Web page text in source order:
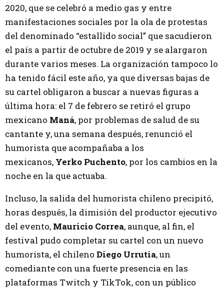
2020, que se celebró a medio gas y entre
manifestaciones sociales por la ola de protestas
del denominado “estallido social” que sacudieron
el país a partir de octubre de 2019 y se alargaron
durante varios meses. La organización tampoco lo
ha tenido fácil este año, ya que diversas bajas de
su cartel obligaron a buscar a nuevas figuras a
última hora: el 7 de febrero se retiró el grupo
mexicano Maná, por problemas de salud de su
cantante y, una semana después, renunció el
humorista que acompañaba a los
mexicanos, Yerko Puchento, por los cambios en la
noche en la que actuaba.
Incluso, la salida del humorista chileno precipitó,
horas después, la dimisión del productor ejecutivo
del evento, Mauricio Correa, aunque, al fin, el
festival pudo completar su cartel con un nuevo
humorista, el chileno Diego Urrutia, un
comediante con una fuerte presencia en las
plataformas Twitch y TikTok, con un público